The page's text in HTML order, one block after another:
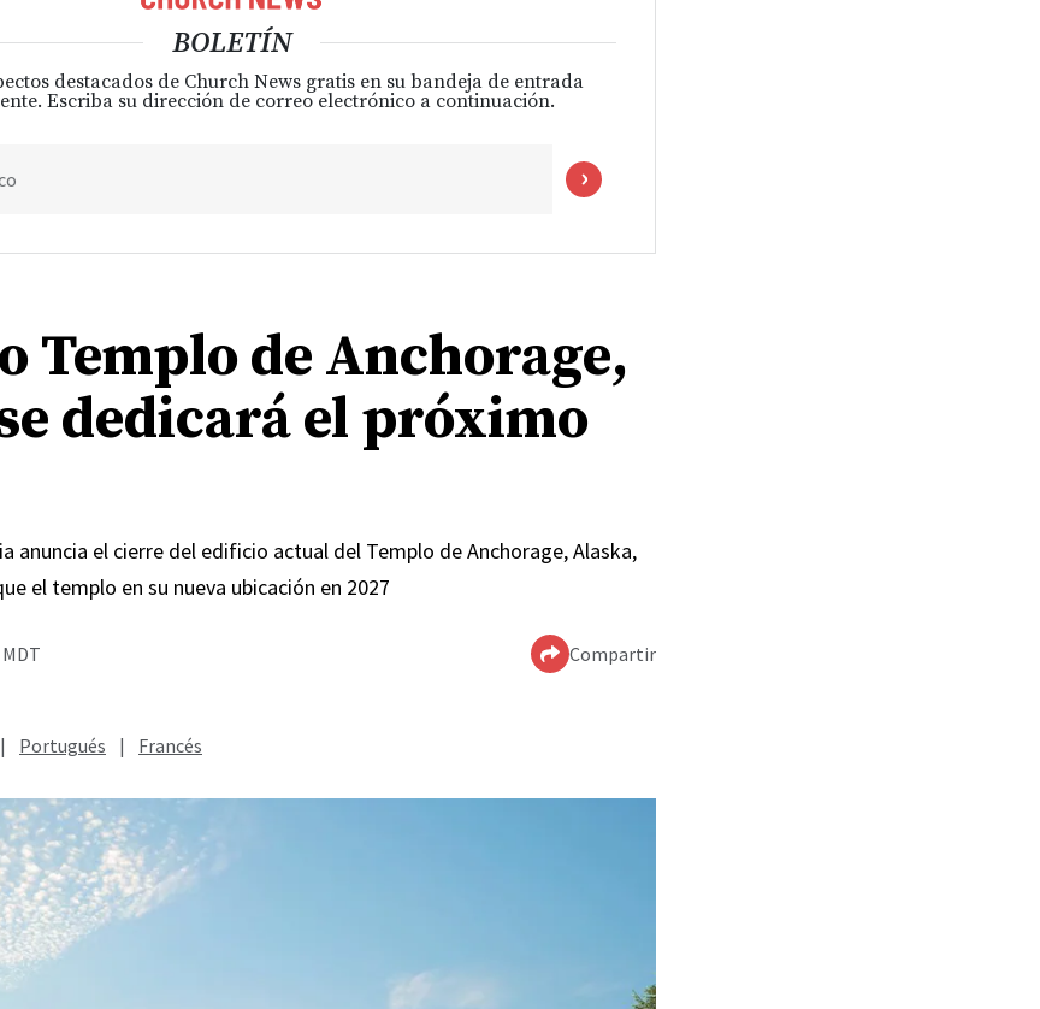
BOLETÍN
destacados de Church News gratis en su bandeja de entrada
Escriba su dirección de correo electrónico a continuación.
Templo de Anchorage,
dedicará el próximo
anuncia el cierre del edificio actual del Templo de Anchorage, Alaska,
el templo en su nueva ubicación en 2027
Compartir
| Portugués | Francés